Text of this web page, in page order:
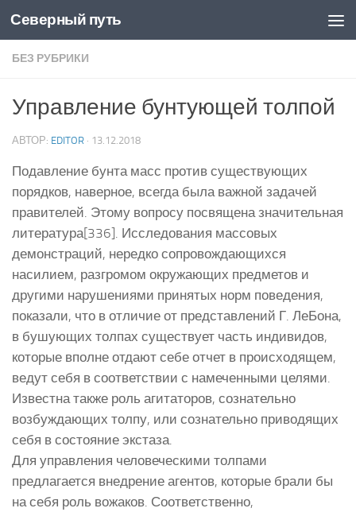
Skip to content
Северный путь
БЕЗ РУБРИКИ
Управление бунтующей толпой
АВТОР: EDITOR · 13.12.2018
Подавление бунта масс против существующих
порядков, наверное, всегда была важной задачей
правителей. Этому вопросу посвящена значительная
литература[336]. Исследования массовых
демонстраций, нередко сопровождающихся
насилием, разгромом окружающих предметов и
другими нарушениями принятых норм поведения,
показали, что в отличие от представлений Г. ЛеБона,
в бушующих толпах существует часть индивидов,
которые вполне отдают себе отчет в происходящем,
ведут себя в соответствии с намеченными целями.
Известна также роль агитаторов, сознательно
возбуждающих толпу, или сознательно приводящих
себя в состояние экстаза.
Для управления человеческими толпами
предлагается внедрение агентов, которые брали бы
на себя роль вожаков. Соответственно,